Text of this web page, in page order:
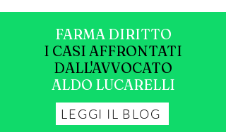
FARMA DIRITTO
I CASI AFFRONTATI
DALL'AVVOCATO
ALDO LUCARELLI
LEGGI IL BLOG